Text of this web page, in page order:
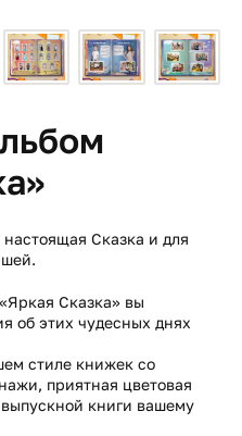
Сказка и для
Сказка» вы
об этих чудесных днях
стиле книжек со
приятная цветовая
книги вашему